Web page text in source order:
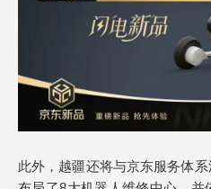
此外，越疆还将与京东服务体